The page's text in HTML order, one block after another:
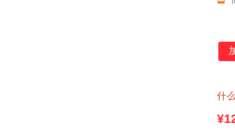
什